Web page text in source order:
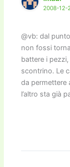
2008-12-
@vb: dal
non fossi
battere i
scontrino. Le
da permettere
l’altro sta già